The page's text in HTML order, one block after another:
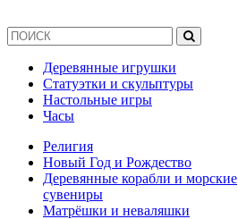
Деревянные игрушки
Статуэтки и скульптуры
Настольные игры
Часы
Религия
Новый Год и Рождество
Деревянные корабли и морские
сувениры
Матрёшки и неваляшки